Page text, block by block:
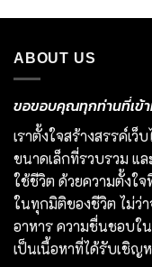
ABOUT US
ขอขอบคุณทุกท่านที่เข้า
เราตั้งใจสร้างสรรค์เ
ขนาดเล็กที่รวบรวม แ
ใช้ชีวิต ด้วยความตั้งใจ
ในทุกมิติของชีวิต ไม่ว่
อาหาร ความชื่นชอบใ
เป็นเนื้อหาที่ได้รับเชิญ